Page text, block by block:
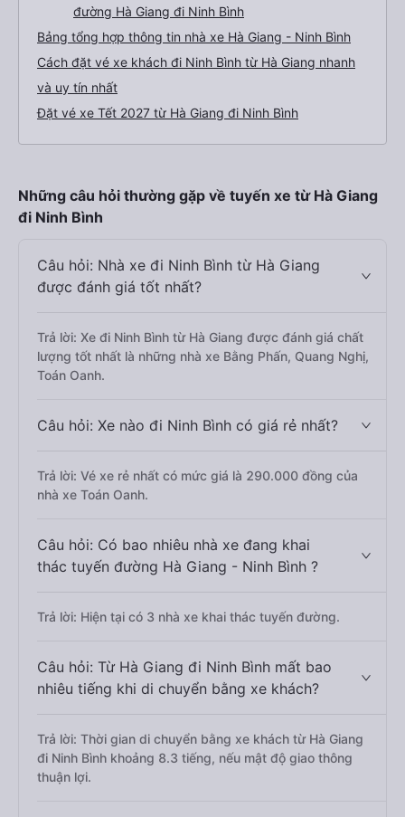
đường Hà Giang đi Ninh Bình
Bảng tổng hợp thông tin nhà xe Hà Giang - Ninh Bình
Cách đặt vé xe khách đi Ninh Bình từ Hà Giang nhanh
và uy tín nhất
Đặt vé xe Tết 2027 từ Hà Giang đi Ninh Bình
Những câu hỏi thường gặp về tuyến xe từ Hà Giang
đi Ninh Bình
Câu hỏi: Nhà xe đi Ninh Bình từ Hà Giang
được đánh giá tốt nhất?
Trả lời: Xe đi Ninh Bình từ Hà Giang được đánh giá chất
lượng tốt nhất là những nhà xe Bằng Phấn, Quang Nghị,
Toán Oanh.
Câu hỏi: Xe nào đi Ninh Bình có giá rẻ nhất?
Trả lời: Vé xe rẻ nhất có mức giá là 290.000 đồng của
nhà xe Toán Oanh.
Câu hỏi: Có bao nhiêu nhà xe đang khai
thác tuyến đường Hà Giang - Ninh Bình ?
Trả lời: Hiện tại có 3 nhà xe khai thác tuyến đường.
Câu hỏi: Từ Hà Giang đi Ninh Bình mất bao
nhiêu tiếng khi di chuyển bằng xe khách?
Trả lời: Thời gian di chuyển bằng xe khách từ Hà Giang
đi Ninh Bình khoảng 8.3 tiếng, nếu mật độ giao thông
thuận lợi.